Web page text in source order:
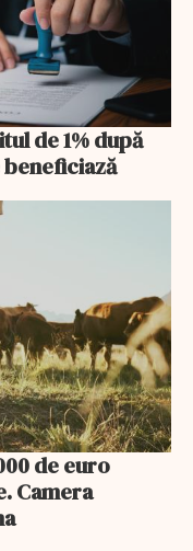
de 1% după
de euro
Camera